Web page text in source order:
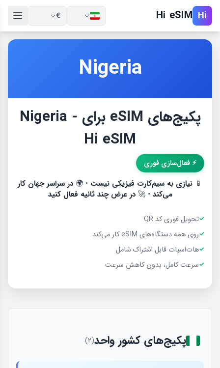
Hi
Hi eSIM
€
Nigeria
پكيج‌های eSIM برای Nigeria -
Hi eSIM
⚡ فعال‌سازی فوری
📱 نیازی به سیم‌کارت فیزیکی نیست • 🌍 در سراسر جهان کار
می‌کند • 🚀در عرض چند ثانیه فعال کنید
تحویل فوری کد QR
روی همه دستگاه‌های eSIM کار می‌کند
هات‌اسپات قابل اشتراک شامل
سرعت کامل، بدون کاهش سرعت
پكيج‌های کشور واحد(2)